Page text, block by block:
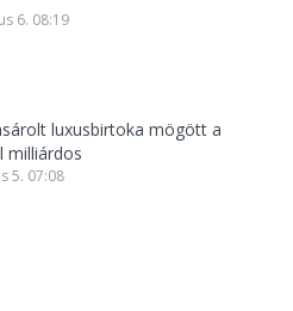
6. 08:19
luxusbirtoka mögött a
milliárdos
5. 07:08